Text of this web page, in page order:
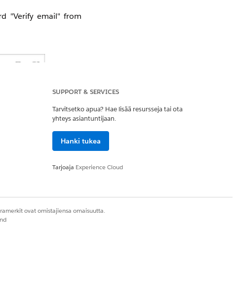
"Verify email" from
SUPPORT & SERVICES
Tarvitsetko apua? Hae lisää resursseja tai ota
yhteys asiantuntijaan.
Hanki tukea
Tarjoaja Experience Cloud
ovat omistajiensa omaisuutta.